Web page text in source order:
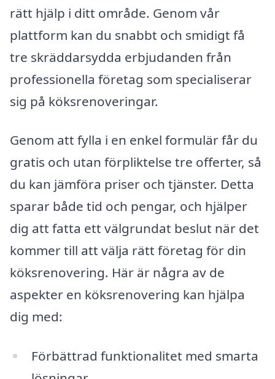
rätt hjälp i ditt område. Genom vår
plattform kan du snabbt och smidigt få
tre skräddarsydda erbjudanden från
professionella företag som specialiserar
sig på köksrenoveringar.
Genom att fylla i en enkel formulär får du
gratis och utan förpliktelse tre offerter, så
du kan jämföra priser och tjänster. Detta
sparar både tid och pengar, och hjälper
dig att fatta ett välgrundat beslut när det
kommer till att välja rätt företag för din
köksrenovering. Här är några av de
aspekter en köksrenovering kan hjälpa
dig med:
Förbättrad funktionalitet med smarta